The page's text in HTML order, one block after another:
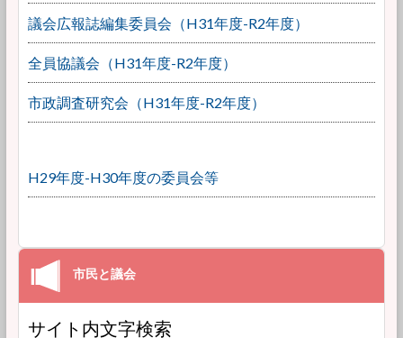
議会広報誌編集委員会（H31年度-R2年度）
全員協議会（H31年度-R2年度）
市政調査研究会（H31年度-R2年度）
H29年度-H30年度の委員会等
サイト内文字検索